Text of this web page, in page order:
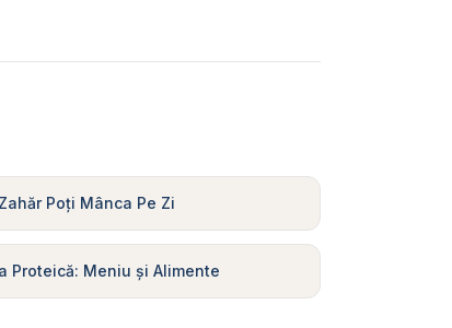
Poți Mânca Pe Zi
Proteică: Meniu și Alimente